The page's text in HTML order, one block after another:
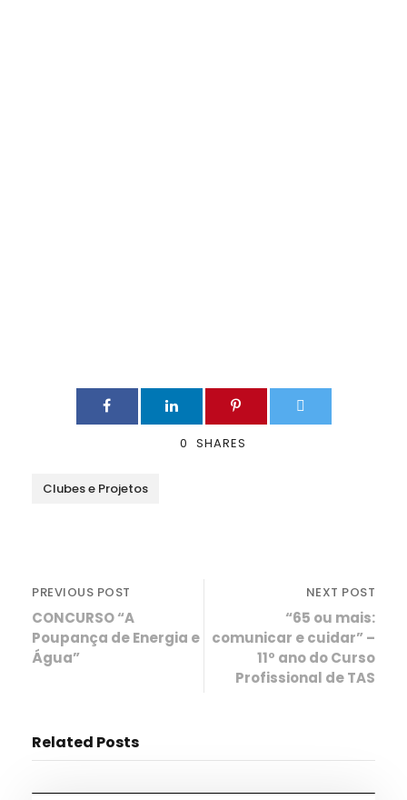
0 SHARES
Clubes e Projetos
PREVIOUS POST
CONCURSO “A
Poupança de Energia e
Água”
NEXT POST
“65 ou mais:
comunicar e cuidar” –
11º ano do Curso
Profissional de TAS
Related Posts
Desporto,Notícias